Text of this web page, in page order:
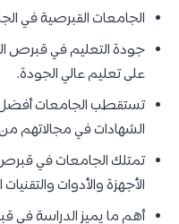
الجامعات القبرصية في
جودة التعليم في قبرص
على تعليم عالي الجودة.
تستقطب الجامعات أفضل
الشهادات في مجالاتهم
تمتلك الجامعات في قبرص
الأجهزة والأدوات
أهم ما يميز الدراسة في